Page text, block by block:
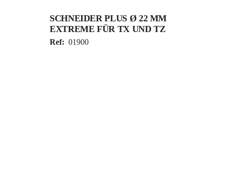
SCHNEIDER PLUS Ø 22 MM
EXTREME FÜR TX UND TZ
Ref: 01900